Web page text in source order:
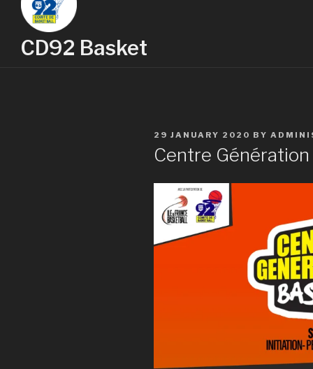
CD92 Basket
29 JANUARY 2020 BY
Centre